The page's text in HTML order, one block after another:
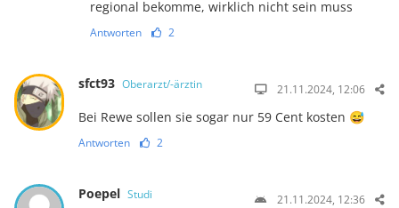
regional bekomme, wirklich nicht sein muss
Antworten 2
sfct93 Oberarzt/-ärztin 21.11.2024, 12:06
Bei Rewe sollen sie sogar nur 59 Cent kosten 😅
Antworten 2
Poepel Studi 21.11.2024, 12:36